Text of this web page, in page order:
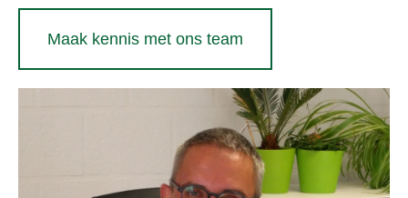
Maak kennis met ons team